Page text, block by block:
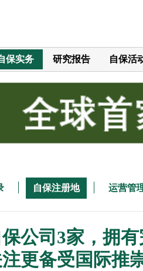
保实务 研究报告 自保活
自保注册地 运营管
公司3家，拥
更备受国际推